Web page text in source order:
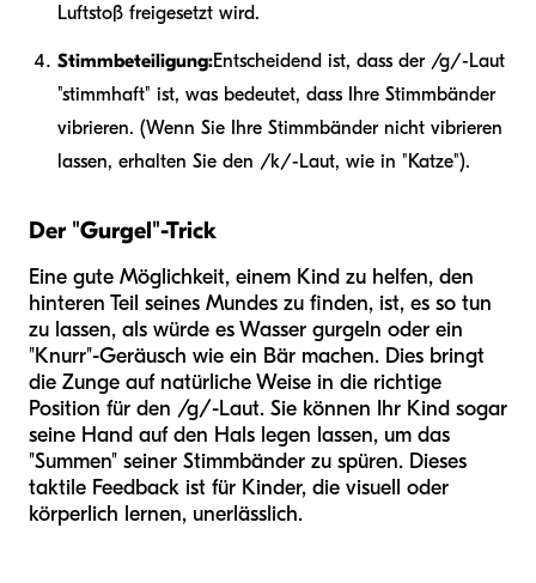
Luftstoß freigesetzt wird.
Stimmbeteiligung:Entscheidend ist, dass der /g/-Laut
"stimmhaft" ist, was bedeutet, dass Ihre Stimmbänder
vibrieren. (Wenn Sie Ihre Stimmbänder nicht vibrieren
lassen, erhalten Sie den /k/-Laut, wie in "Katze").
Der "Gurgel"-Trick
Eine gute Möglichkeit, einem Kind zu helfen, den
hinteren Teil seines Mundes zu finden, ist, es so tun
zu lassen, als würde es Wasser gurgeln oder ein
"Knurr"-Geräusch wie ein Bär machen. Dies bringt
die Zunge auf natürliche Weise in die richtige
Position für den /g/-Laut. Sie können Ihr Kind sogar
seine Hand auf den Hals legen lassen, um das
"Summen" seiner Stimmbänder zu spüren. Dieses
taktile Feedback ist für Kinder, die visuell oder
körperlich lernen, unerlässlich.